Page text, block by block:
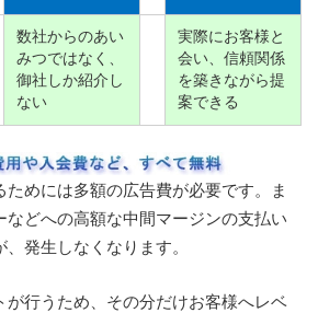
数社からのあい
みつではなく、
御社しか紹介し
ない
実際にお客様と
会い、信頼関係
を築きながら提
案できる
めには多額の広告費が必要です。ま
などへの高額な中間マージンの支払い
発生しなくなります。
が行うため、その分だけお客様へレベ